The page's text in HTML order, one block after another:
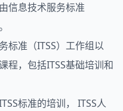
信息技术服务标准
标准（ITSS）工作组以
程，包括ITSS基础培训和
标准的培训， ITSS人